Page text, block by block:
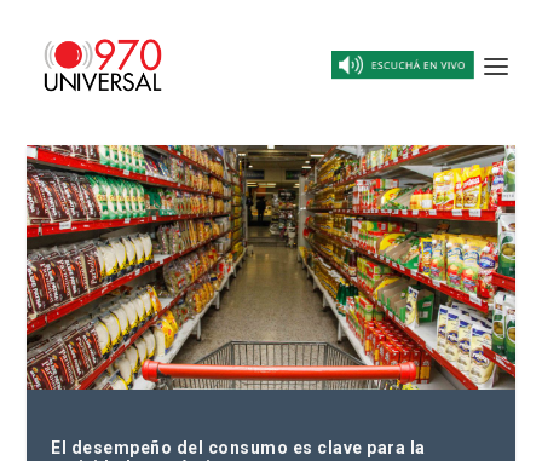
El desempeño del consumo es clave para la